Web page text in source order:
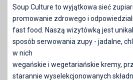
Soup Culture to wyjątkowa sieć
promowanie zdrowego i
fast food. Naszą wizytówką jest
sposób serwowania zupy - jadalne,
w nich
wegańskie i wegetariańskie kremy,
starannie wyselekcjonowanych